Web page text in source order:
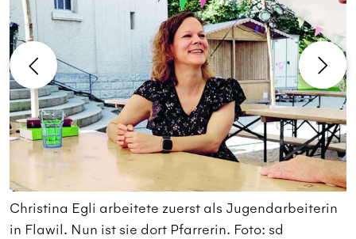
Christina Egli arbeitete zuerst als Jugendarbeiterin
in Flawil. Nun ist sie dort Pfarrerin. Foto: sd